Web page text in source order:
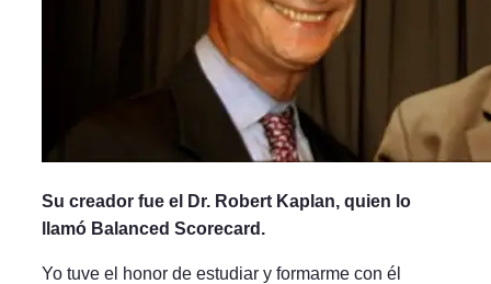
Su creador fue el Dr. Robert Kaplan, quien lo
llamó Balanced Scorecard.
Yo tuve el honor de estudiar y formarme con él